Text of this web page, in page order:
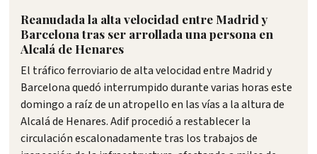
Reanudada la alta velocidad entre Madrid y
Barcelona tras ser arrollada una persona en
Alcalá de Henares
El tráfico ferroviario de alta velocidad entre Madrid y
Barcelona quedó interrumpido durante varias horas este
domingo a raíz de un atropello en las vías a la altura de
Alcalá de Henares. Adif procedió a restablecer la
circulación escalonadamente tras los trabajos de